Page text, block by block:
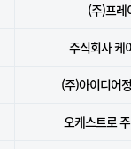
(주)프레
주식회사 케
(주)아이디어
오케스트로